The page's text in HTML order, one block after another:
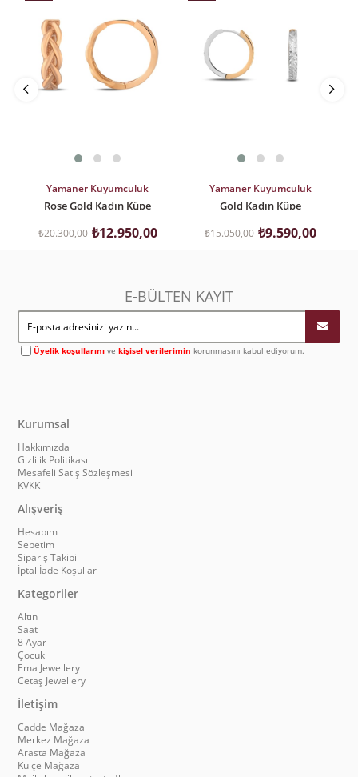
SEPETE EKLE
Yamaner Kuyumculuk
Rose Gold Kadın Küpe
₺12.950,00
₺20.300,00
SEPETE EKLE
Yamaner Kuyumculuk
Gold Kadın Küpe
₺9.590,00
₺15.050,00
E-BÜLTEN KAYIT
Üyelik koşullarını vekişisel verilerimin korunmasını kabul ediyorum.
Kurumsal
Hakkımızda
Gizlilik Politikası
Mesafeli Satış Sözleşmesi
KVKK
Alışveriş
Hesabım
Sepetim
Sipariş Takibi
İptal İade Koşullar
Kategoriler
Altın
Saat
8 Ayar
Çocuk
Ema Jewellery
Cetaş Jewellery
İletişim
Cadde Mağaza
Merkez Mağaza
Arasta Mağaza
Külçe Mağaza